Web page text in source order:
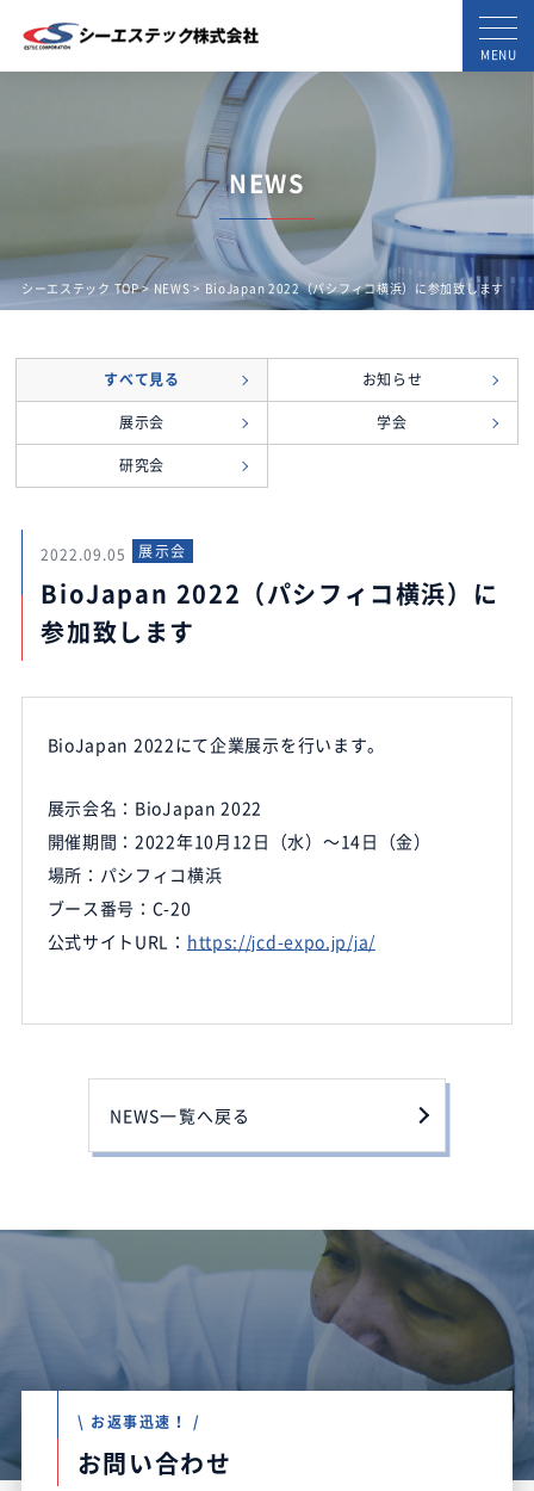
MENU
NEWS
シーエステック TOP> NEWS > BioJapan 2022（パシフィコ横浜）に参加致します
すべて見る
お知らせ
展示会
学会
研究会
2022.09.05 展示会
BioJapan 2022（パシフィコ横浜）に
参加致します
BioJapan 2022にて企業展示を行います。
展示会名：BioJapan 2022
開催期間：2022年10月12日（水）～14日（金）
場所：パシフィコ横浜
ブース番号：C-20
公式サイトURL： https://jcd-expo.jp/ja/
NEWS一覧へ戻る
\ お返事迅速！ /
お問い合わせ